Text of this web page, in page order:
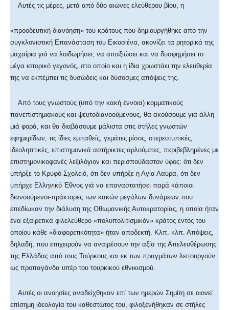
Αυτές τις μέρες, μετά από δύο αιώνες ελεύθερου βίου, η
«προοδευτική διανόηση» του κράτους που δημιουργήθηκε από την
συγκλονιστική Επανάσταση του Εικοσιένα, ακονίζει τα ρητορικά της
μαχαίρια γιά να λοιδωρήσει, να απαξιώσει και να δυσφημήσει το
μέγα ιστορικό γεγονός, στο οποίο και η ίδια χρωστάει την ελευθερία
της να εκπέμπει τις δυσώδεις και δύσοσμες απόψεις της.
Από τους γνωστούς (υπό την κακή έννοια) κομματικούς
πανεπιστημιακούς και ψευτοδιανοούμενους, θα ακούσουμε γιά άλλη
μιά φορά, και θα διαβάσουμε μάλιστα στις στήλες γνωστών
εφημερίδων, τις ίδιες εμπαθείς, γεμάτες μίσος, στερεοτυπικές,
ιδεοληπτικές, επιστημονικά αστήρικτες αρλούμπες, περιβεβλημένες με
επιστημονικοφανές λεξιλόγιον και περισπούδαστον ύφος: ότι δεν
υπήρξε το Κρυφό Σχολειό, ότι δεν υπήρξε η Αγία Λαύρα, ότι δεν
υπήρχε Ελληνικό Έθνος γιά να επαναστατήσει παρά κάποιοι
διανοούμενοι-πράκτορες των κακών μεγάλων δυνάμεων που
επεδίωκαν την διάλυση της Οθωμανικής Αυτοκρατορίας, η οποία ήταν
ένα εξαιρετικά φιλελεύθερο «πολυπολιτισμικόν» κράτος εντός του
οποίου κάθε «διαφορετικότητα» ήταν αποδεκτή. Κλπ. κλπ. Απόψεις,
δηλαδή, που επιχειρούν να αναιρέσουν την αξία της Απελευθέρωσης
της Ελλάδας από τους Τούρκους και εκ των πραγμάτων λειτουργούν
ως προπαγάνδα υπέρ του τουρκικού εθνικισμού.
Αυτές οι ανοησίες αναδείχθηκαν επί των ημερών Σημίτη σε οιονεί
επίσημη ιδεολογία του καθεστώτος του, φιλοξενήθηκαν σε στήλες